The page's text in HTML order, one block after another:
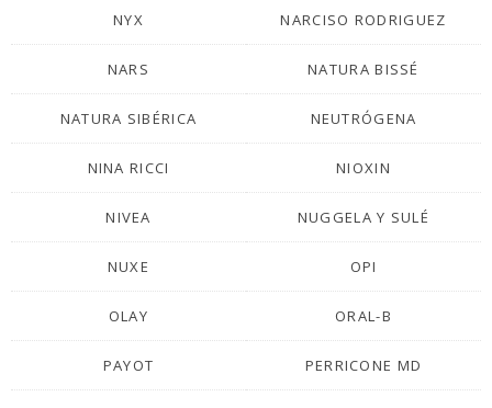
NYX NARCISO RODRIGUEZ
NARS NATURA BISSÉ
NATURA SIBÉRICA NEUTRÓGENA
NINA RICCI NIOXIN
NIVEA NUGGELA Y SULÉ
NUXE OPI
OLAY ORAL-B
PAYOT PERRICONE MD